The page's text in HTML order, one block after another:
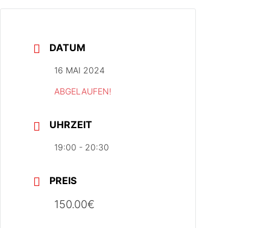
DATUM
16 MAI 2024
ABGELAUFEN!
UHRZEIT
19:00 - 20:30
PREIS
150.00€